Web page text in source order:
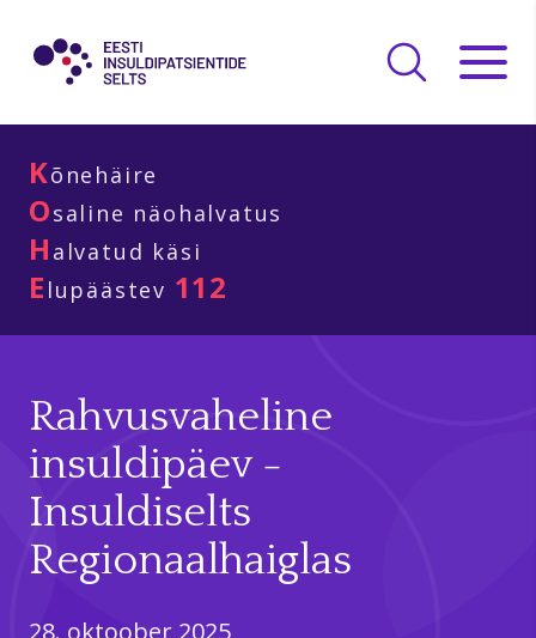
Kõnehäire
Osaline näohalvatus
H alvatud käsi
E lupäästev 112
Rahvusvaheline
insuldipäev -
Insuldiselts
Regionaalhaiglas
28. oktoober 2025